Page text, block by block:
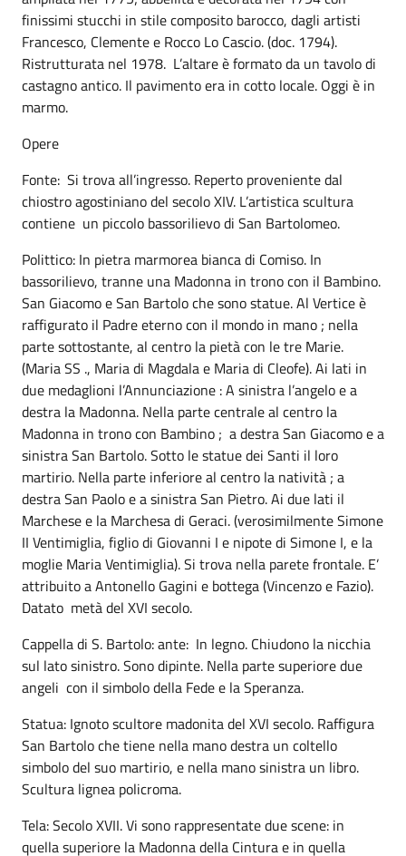
finissimi stucchi in stile composito barocco, dagli artisti
Francesco, Clemente e Rocco Lo Cascio. (doc. 1794).
Ristrutturata nel 1978. L’altare è formato da un tavolo di
castagno antico. Il pavimento era in cotto locale. Oggi è in
marmo.
Opere
Fonte: Si trova all’ingresso. Reperto proveniente dal
chiostro agostiniano del secolo XIV. L’artistica scultura
contiene un piccolo bassorilievo di San Bartolomeo.
Polittico: In pietra marmorea bianca di Comiso. In
bassorilievo, tranne una Madonna in trono con il Bambino.
San Giacomo e San Bartolo che sono statue. Al Vertice è
raffigurato il Padre eterno con il mondo in mano ; nella
parte sottostante, al centro la pietà con le tre Marie.
(Maria SS ., Maria di Magdala e Maria di Cleofe). Ai lati in
due medaglioni l’Annunciazione : A sinistra l’angelo e a
destra la Madonna. Nella parte centrale al centro la
Madonna in trono con Bambino ; a destra San Giacomo e a
sinistra San Bartolo. Sotto le statue dei Santi il loro
martirio. Nella parte inferiore al centro la natività ; a
destra San Paolo e a sinistra San Pietro. Ai due lati il
Marchese e la Marchesa di Geraci. (verosimilmente Simone
II Ventimiglia, figlio di Giovanni I e nipote di Simone I, e la
moglie Maria Ventimiglia). Si trova nella parete frontale. E’
attribuito a Antonello Gagini e bottega (Vincenzo e Fazio).
Datato metà del XVI secolo.
Cappella di S. Bartolo: ante: In legno. Chiudono la nicchia
sul lato sinistro. Sono dipinte. Nella parte superiore due
angeli con il simbolo della Fede e la Speranza.
Statua: Ignoto scultore madonita del XVI secolo. Raffigura
San Bartolo che tiene nella mano destra un coltello
simbolo del suo martirio, e nella mano sinistra un libro.
Scultura lignea policroma.
Tela: Secolo XVII. Vi sono rappresentate due scene: in
quella superiore la Madonna della Cintura e in quella